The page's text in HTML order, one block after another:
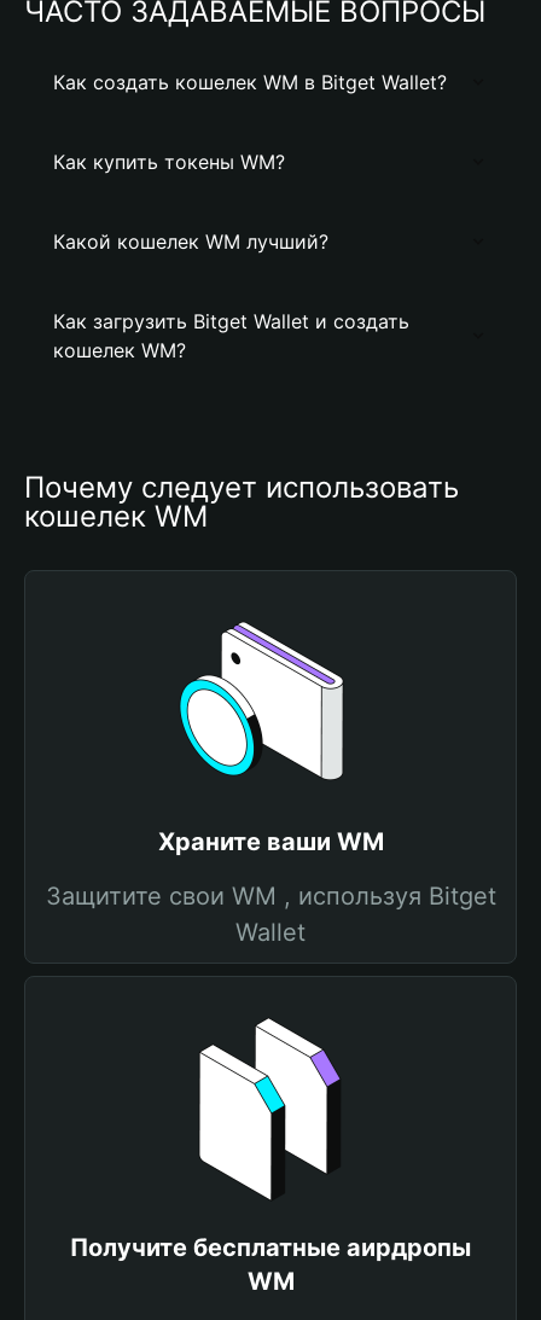
ЧАСТО ЗАДАВАЕМЫЕ ВОПРОСЫ
Как создать кошелек WM в Bitget Wallet?
Как купить токены WM?
Какой кошелек WM лучший?
Как загрузить Bitget Wallet и создать
кошелек WM?
Почему следует использовать
кошелек WM
Храните ваши WM
Защитите свои WM , используя Bitget
Wallet
Получите бесплатные аирдропы
WM